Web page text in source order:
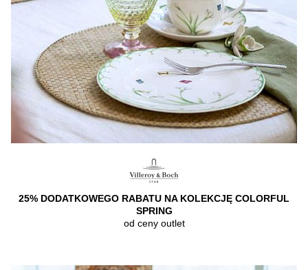
25% DODATKOWEGO RABATU NA KOLEKCJĘ COLORFUL
SPRING
od ceny outlet